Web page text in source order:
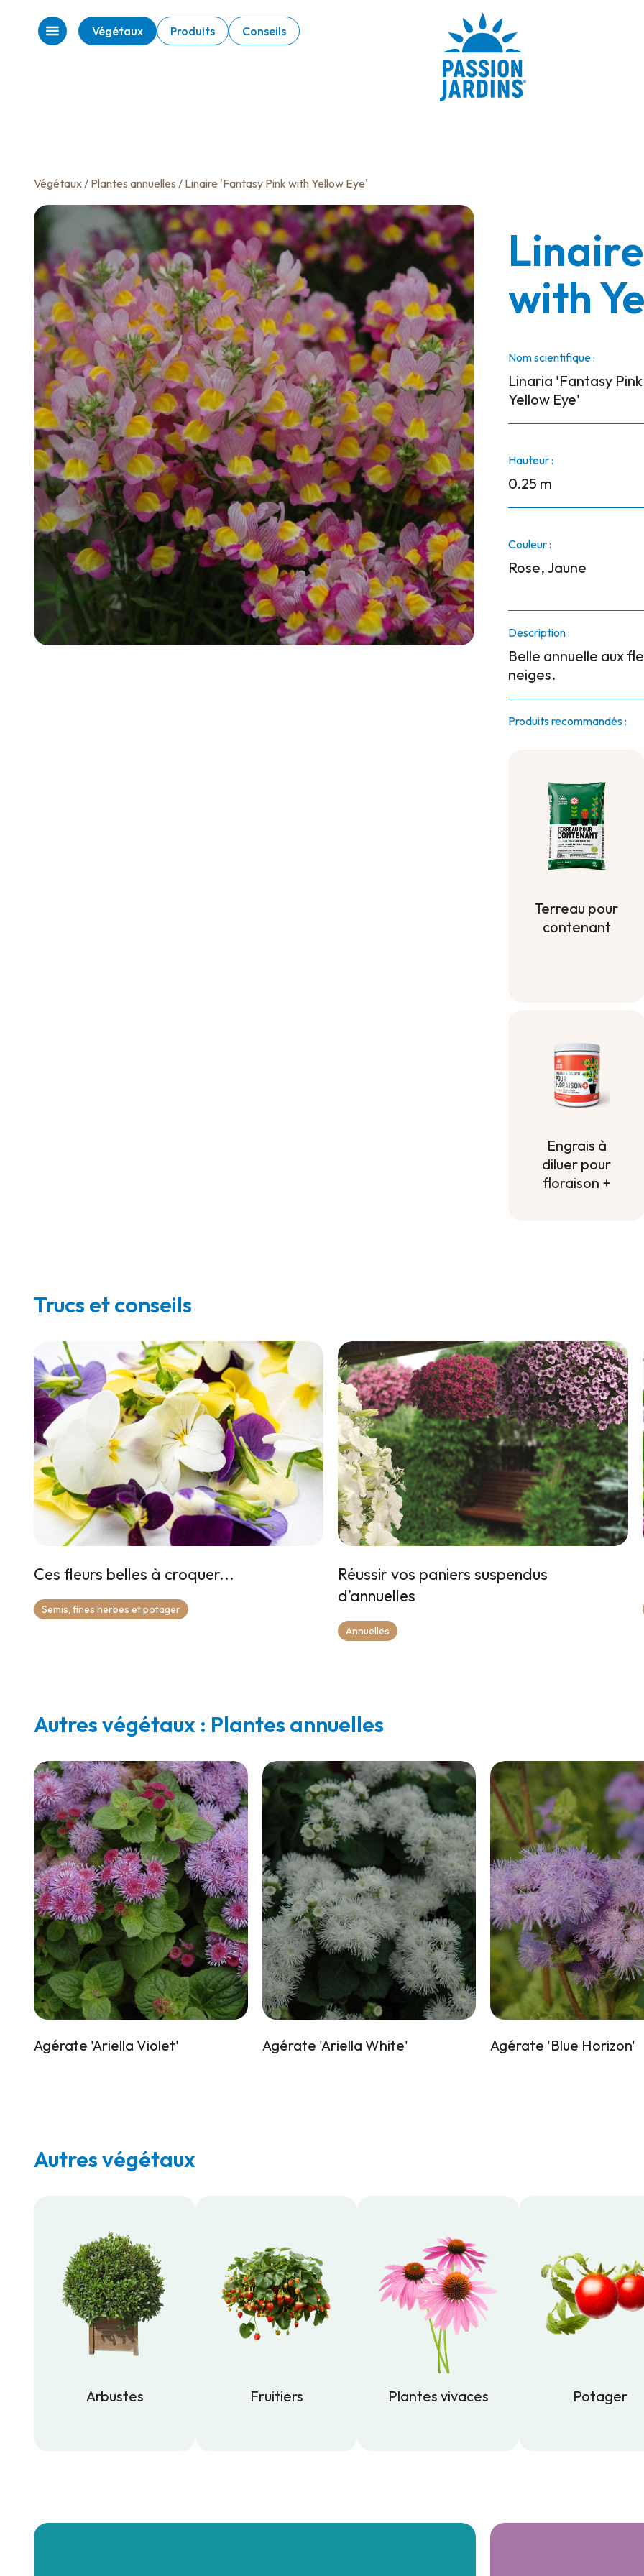
Végétaux Produits Conseils
Végétaux/ Plantes annuelles / Linaire 'Fantasy Pink with Yellow Eye'
with
Nom scientifique :
Linaria 'Fantasy
Yellow Eye'
Hauteur :
0.25 m
Couleur :
Rose, Jaune
Description :
Belle annuelle aux
neiges.
Produits recommandés :
Terreau pour
contenant
Engrais à
diluer pour
floraison +
Trucs et conseils
Ces fleurs belles à croquer...
Semis, fines herbes et potager
Réussir vos paniers suspendus
d’annuelles
Annuelles
Autres végétaux : Plantes annuelles
Agérate 'Ariella Violet' Agérate 'Ariella White' Agérate 'Blue Horizon'
Autres végétaux
Arbustes
Fruitiers
Plantes vivaces
Potager